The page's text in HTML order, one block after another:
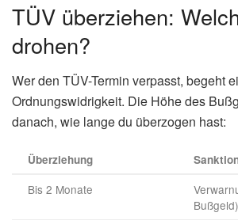
TÜV überziehen:
drohen?
Wer den TÜV-Termin verpasst, begeht
Ordnungswidrigkeit. Die Höhe des
danach, wie lange du überzogen hast:
Überziehung
Bis 2 Monate
Bußgeld)